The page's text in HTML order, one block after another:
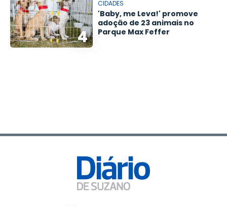
4
CIDADES
'Baby, me Leva!' promove
adoção de 23 animais no
Parque Max Feffer